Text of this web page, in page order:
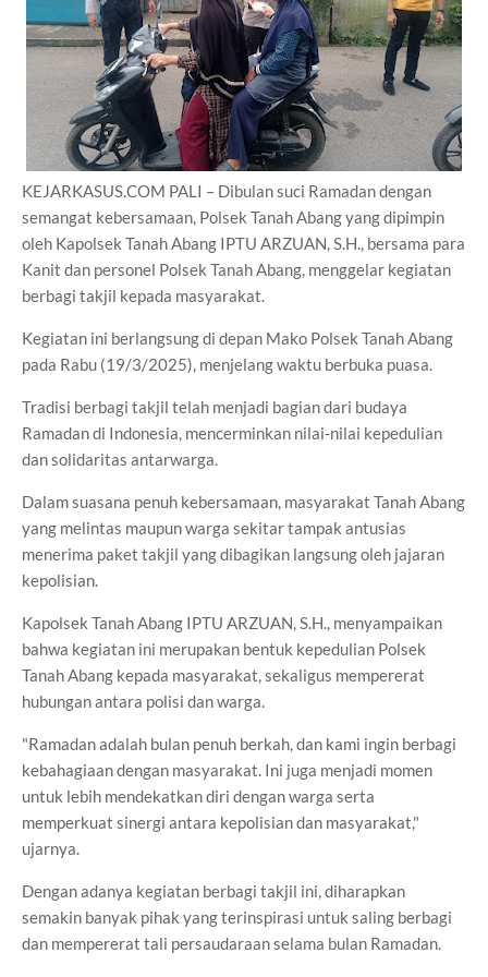
KEJARKASUS.COM PALI – Dibulan suci Ramadan dengan
semangat kebersamaan, Polsek Tanah Abang yang dipimpin
oleh Kapolsek Tanah Abang IPTU ARZUAN, S.H., bersama para
Kanit dan personel Polsek Tanah Abang, menggelar kegiatan
berbagi takjil kepada masyarakat.
Kegiatan ini berlangsung di depan Mako Polsek Tanah Abang
pada Rabu (19/3/2025), menjelang waktu berbuka puasa.
Tradisi berbagi takjil telah menjadi bagian dari budaya
Ramadan di Indonesia, mencerminkan nilai-nilai kepedulian
dan solidaritas antarwarga.
Dalam suasana penuh kebersamaan, masyarakat Tanah Abang
yang melintas maupun warga sekitar tampak antusias
menerima paket takjil yang dibagikan langsung oleh jajaran
kepolisian.
Kapolsek Tanah Abang IPTU ARZUAN, S.H., menyampaikan
bahwa kegiatan ini merupakan bentuk kepedulian Polsek
Tanah Abang kepada masyarakat, sekaligus mempererat
hubungan antara polisi dan warga.
"Ramadan adalah bulan penuh berkah, dan kami ingin berbagi
kebahagiaan dengan masyarakat. Ini juga menjadi momen
untuk lebih mendekatkan diri dengan warga serta
memperkuat sinergi antara kepolisian dan masyarakat,"
ujarnya.
Dengan adanya kegiatan berbagi takjil ini, diharapkan
semakin banyak pihak yang terinspirasi untuk saling berbagi
dan mempererat tali persaudaraan selama bulan Ramadan.